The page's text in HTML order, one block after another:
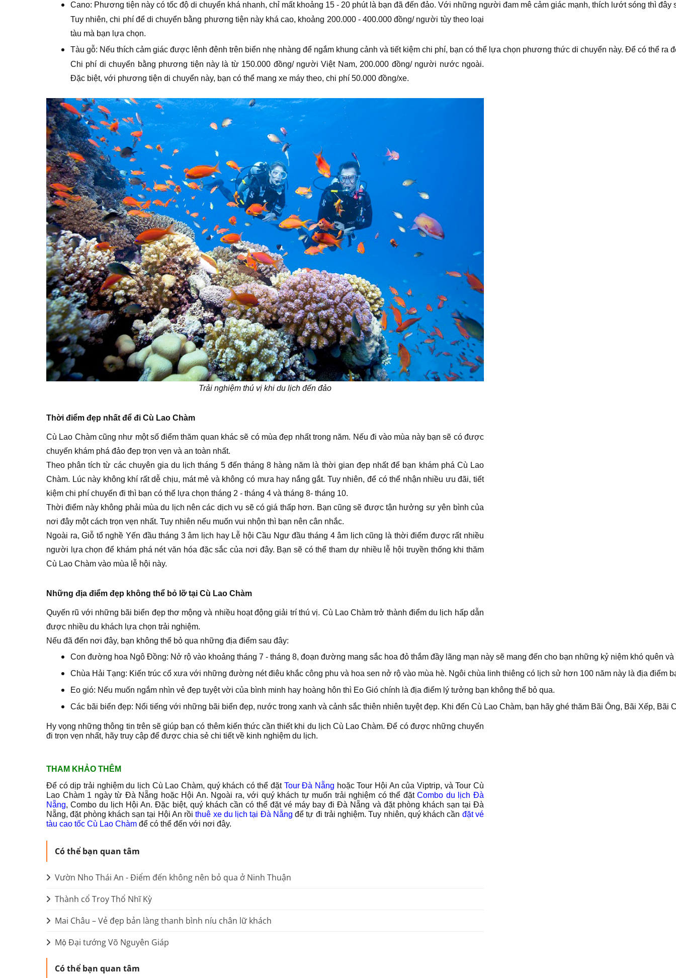
Cano: Phương tiện này có tốc độ di chuyển khá nhanh, chỉ mất khoảng 15 - 20 phút là bạn đã đến đảo. Với những người đam mê cảm giác mạnh, thích lướt sóng thì
Tuy nhiên, chi phí để di chuyển bằng phương tiện này khá cao, khoảng 200.000 - 400.000 đồng/ người tùy theo loại
tàu mà bạn lựa chọn.
Tàu gỗ: Nếu thích cảm giác được lênh đênh trên biển nhẹ nhàng để ngắm khung cảnh và tiết kiệm chi phí, bạn có thể lựa chọn phương thức di chuyển này. Để có thể
Chi phí di chuyển bằng phương tiện này là từ 150.000 đồng/ người Việt Nam, 200.000 đồng/ người nước ngoài.
Đặc biệt, với phương tiện di chuyển này, bạn có thể mang xe máy theo, chi phí 50.000 đồng/xe.
Trải nghiệm thú vị khi du lịch đến đảo
Thời điểm đẹp nhất để đi Cù Lao Chàm
Cù Lao Chàm cũng như một số điểm thăm quan khác sẽ có mùa đẹp nhất trong năm. Nếu đi vào mùa này bạn sẽ có được
chuyến khám phá đảo đẹp trọn vẹn và an toàn nhất.
Theo phân tích từ các chuyên gia du lịch tháng 5 đến tháng 8 hàng năm là thời gian đẹp nhất để bạn khám phá Cù Lao
Chàm. Lúc này không khí rất dễ chịu, mát mẻ và không có mưa hay nắng gắt. Tuy nhiên, để có thể nhận nhiều ưu đãi, tiết
kiệm chi phí chuyến đi thì bạn có thể lựa chọn tháng 2 - tháng 4 và tháng 8- tháng 10.
Thời điểm này không phải mùa du lịch nên các dịch vụ sẽ có giá thấp hơn. Bạn cũng sẽ được tận hưởng sự yên bình của
nơi đây một cách trọn vẹn nhất. Tuy nhiên nếu muốn vui nhộn thì bạn nên cân nhắc.
Ngoài ra, Giỗ tổ nghề Yến đầu tháng 3 âm lịch hay Lễ hội Cầu Ngư đầu tháng 4 âm lịch cũng là thời điểm được rất nhiều
người lựa chọn để khám phá nét văn hóa đặc sắc của nơi đây. Bạn sẽ có thể tham dự nhiều lễ hội truyền thống khi thăm
Cù Lao Chàm vào mùa lễ hội này.
Những địa điểm đẹp không thể bỏ lỡ tại Cù Lao Chàm
Quyến rũ với những bãi biển đẹp thơ mộng và nhiều hoạt động giải trí thú vị. Cù Lao Chàm trở thành điểm du lịch hấp dẫn
được nhiều du khách lựa chọn trải nghiệm.
Nếu đã đến nơi đây, bạn không thể bỏ qua những địa điểm sau đây:
Con đường hoa Ngô Đồng: Nở rộ vào khoảng tháng 7 - tháng 8, đoạn đường mang sắc hoa đỏ thắm đầy lãng mạn này sẽ mang đến cho bạn những kỷ niệm khó quên
Chùa Hải Tạng: Kiến trúc cổ xưa với những đường nét điêu khắc công phu và hoa sen nở rộ vào mùa hè. Ngôi chùa linh thiêng có lịch sử hơn 100 năm này là địa điểm
Eo gió: Nếu muốn ngắm nhìn vẻ đẹp tuyệt vời của bình minh hay hoàng hôn thì Eo Gió chính là địa điểm lý tưởng bạn không thể bỏ qua.
Các bãi biển đẹp: Nổi tiếng với những bãi biển đẹp, nước trong xanh và cảnh sắc thiên nhiên tuyệt đẹp. Khi đến Cù Lao Chàm, bạn hãy ghé thăm Bãi Ông, Bãi Xếp,
Hy vọng những thông tin trên sẽ giúp bạn có thêm kiến thức cần thiết khi du lịch Cù Lao Chàm. Để có được những chuyến
đi trọn vẹn nhất, hãy truy cập để được chia sẻ chi tiết về kinh nghiệm du lịch.
THAM KHẢO THÊM
Để có dịp trải nghiệm du lịch Cù Lao Chàm, quý khách có thể đặt Tour Đà Nẵng hoặc Tour Hội An của Viptrip, và Tour Cù
Lao Chàm 1 ngày từ Đà Nẵng hoặc Hội An. Ngoài ra, với quý khách tự muốn trải nghiệm có thể đặtCombo du lịch Đà
Nẵng, Combo du lịch Hội An. Đặc biệt, quý khách cần có thể đặt vé máy bay đi Đà Nẵng và đặt phòng khách sạn tại Đà
Nẵng, đặt phòng khách sạn tại Hội An rồithuê xe du lịch tại Đà Nẵng để tự đi trải nghiệm. Tuy nhiên, quý khách cần đặt vé
tàu cao tốc Cù Lao Chàm để có thể đến với nơi đây.
Có thể bạn quan tâm
Vườn Nho Thái An - Điểm đến không nên bỏ qua ở Ninh Thuận
Thành cổ Troy Thổ Nhĩ Kỳ
Mai Châu – Vẻ đẹp bản làng thanh bình níu chân lữ khách
Mộ Đại tướng Võ Nguyên Giáp
Có thể bạn quan tâm